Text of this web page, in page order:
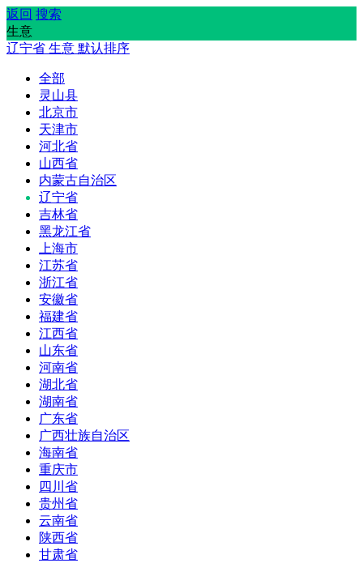
返回 搜索
生意
辽宁省 生意 默认排序
全部
灵山县
北京市
天津市
河北省
山西省
内蒙古自治区
辽宁省
吉林省
黑龙江省
上海市
江苏省
浙江省
安徽省
福建省
江西省
山东省
河南省
湖北省
湖南省
广东省
广西壮族自治区
海南省
重庆市
四川省
贵州省
云南省
陕西省
甘肃省